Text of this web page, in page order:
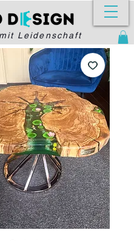
Leidenschaft